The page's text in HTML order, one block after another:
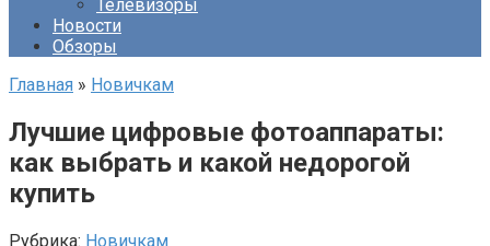
Телевизоры
Новости
Обзоры
Главная » Новичкам
Лучшие цифровые фотоаппараты:
как выбрать и какой недорогой
купить
Рубрика: Новичкам